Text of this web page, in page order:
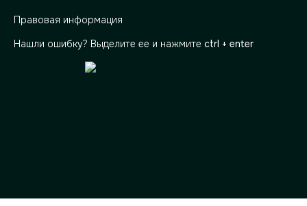
Правовая информация
Нашли ошибку? Выделите ее и нажмите ctrl + enter